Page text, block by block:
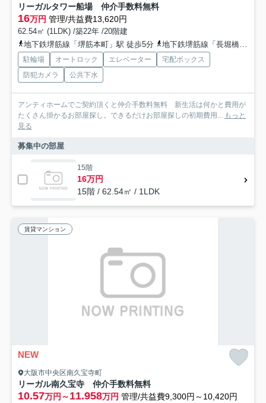
リーガルタワー船場 仲介手数料無料
16万円 管理/共益費13,620円
62.54㎡ (1LDK) /築22年 /20階建
地下鉄堺筋線「堺筋本町」駅 徒歩5分
地下鉄堺筋線「長堀橋」駅 徒歩7分
駐輪場 オートロック エレベーター
宅配ボックス
防犯カメラ
公共下水
アンティホームでご契約頂くと仲介手数料無料 新生活は何かと費用が
たくさん掛かるお部屋探し。できるだけお部屋探しの初期費用...
もっと
見る
募集中の部屋
15階
16万円
15階 / 62.54㎡ / 1LDK
賃貸マンション
NEW
大阪市中央区南久宝寺町
リーガル南久宝寺 仲介手数料無料
10.57万円～11.958万円 管理/共益費9,300円～10,420円